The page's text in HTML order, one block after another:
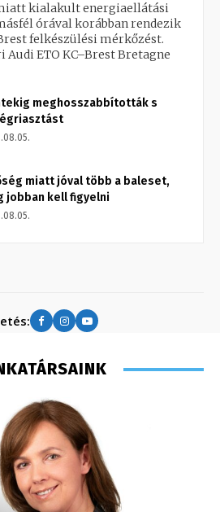
kialakult energiaellátási
órával korábban rendezik
felkészülési mérkőzést.
ETO KC–Brest Bretagne
meghosszabbították s
miatt jóval több a baleset,
jobban kell figyelni